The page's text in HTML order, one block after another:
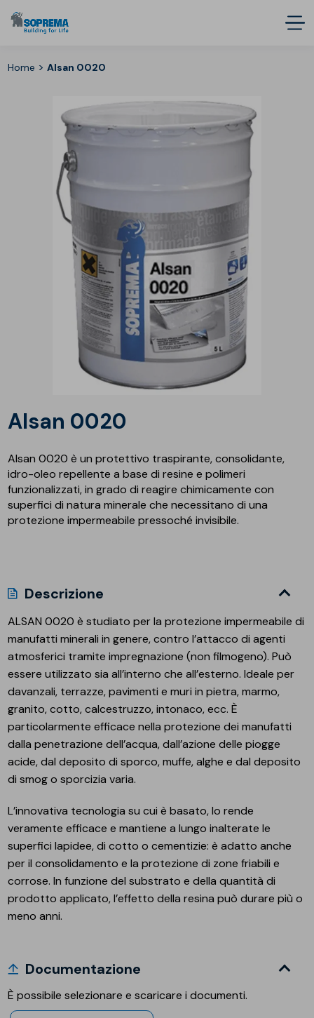
Home >Alsan 0020
Alsan 0020
Alsan 0020 è un protettivo traspirante, consolidante,
idro-oleo repellente a base di resine e polimeri
funzionalizzati, in grado di reagire chimicamente con
superfici di natura minerale che necessitano di una
protezione impermeabile pressoché invisibile.
Descrizione
ALSAN 0020 è studiato per la protezione impermeabile di
manufatti minerali in genere, contro l’attacco di agenti
atmosferici tramite impregnazione (non filmogeno). Può
essere utilizzato sia all’interno che all’esterno. Ideale per
davanzali, terrazze, pavimenti e muri in pietra, marmo,
granito, cotto, calcestruzzo, intonaco, ecc. È
particolarmente efficace nella protezione dei manufatti
dalla penetrazione dell’acqua, dall’azione delle piogge
acide, dal deposito di sporco, muffe, alghe e dal deposito
di smog o sporcizia varia.
L’innovativa tecnologia su cui è basato, lo rende
veramente efficace e mantiene a lungo inalterate le
superfici lapidee, di cotto o cementizie: è adatto anche
per il consolidamento e la protezione di zone friabili e
corrose. In funzione del substrato e della quantità di
prodotto applicato, l’effetto della resina può durare più o
meno anni.
Documentazione
È possibile selezionare e scaricare i documenti.